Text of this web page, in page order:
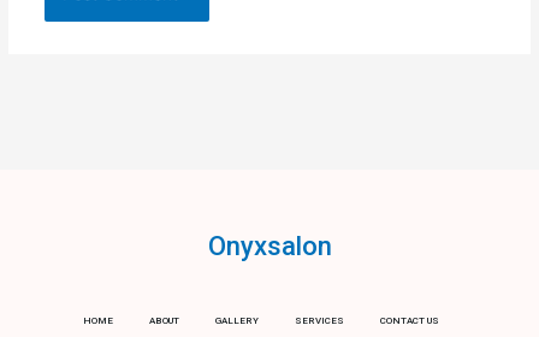
Onyxsalon
HOME ABOUT GALLERY SERVICES CONTACT US